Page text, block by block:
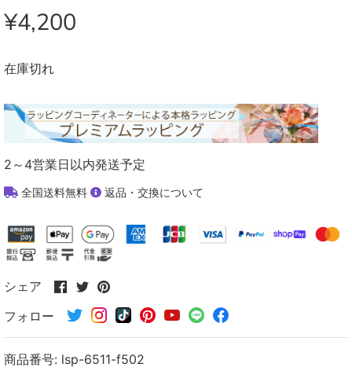
¥4,200
在庫切れ
2～4営業日以内発送予定
全国送料無料 返品・交換について
シェア
Facebook
シ
ェ
す
Twitter
シ
ェ
ア
す
Pinterest
シ
ェ
ア
フォロー
商品番号: lsp-6511-f502